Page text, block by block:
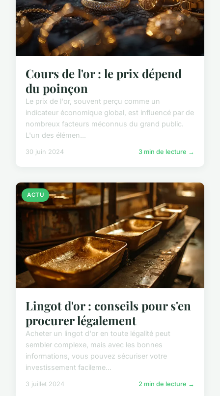
Cours de l'or : le prix dépend
du poinçon
Le prix de l'or, souvent perçu comme un
indicateur économique global, est influencé par de
nombreux facteurs méconnus du grand public.
L'un des élémen...
30 juin 2024 3 min de lecture →
ACTU
Lingot d'or : conseils pour s'en
procurer légalement
Acheter un lingot d'or en toute légalité peut
sembler complexe, mais avec les bonnes
informations, vous pouvez sécuriser votre
investissement facileme...
3 juillet 2024 2 min de lecture →